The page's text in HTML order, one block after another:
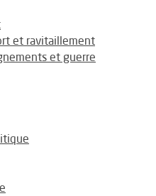
et ravitaillement
et guerre